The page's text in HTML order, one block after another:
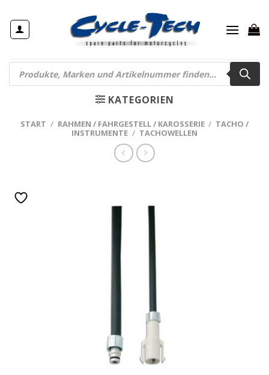
Inhalt
springen
Products
search
KATEGORIEN
START / RAHMEN / FAHRGESTELL / KAROSSERIE / TACHO /
INSTRUMENTE / TACHOWELLEN